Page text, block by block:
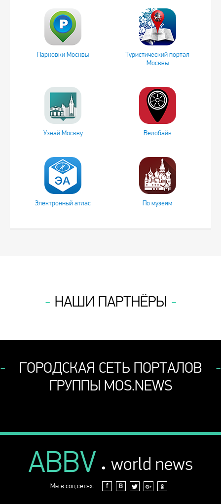
Парковки Москвы
Туристический портал
Москвы
Узнай Москву Велобайк
Электронный атлас По музеям
НАШИ ПАРТНЁРЫ
ГОРОДСКАЯ СЕТЬ ПОРТАЛОВ
ГРУППЫ MOS.NEWS
ABBV . world news
Мы в соц.сетях: f В